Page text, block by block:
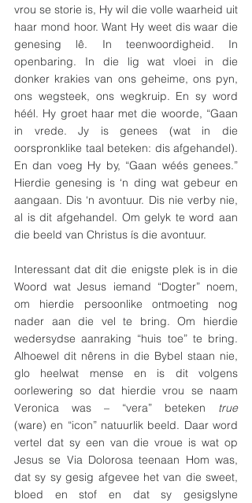
vrou se storie is, Hy wil die volle waarheid uit
haar mond hoor. Want Hy weet dis waar die
genesing lê. In teenwoordigheid. In
openbaring. In die lig wat vloei in die
donker krakies van ons geheime, ons pyn,
ons wegsteek, ons wegkruip. En sy word
héél. Hy groet haar met die woorde, “Gaan
in vrede. Jy is genees (wat in die
oorspronklike taal beteken: dis afgehandel).
En dan voeg Hy by, “Gaan wéés genees.”
Hierdie genesing is ‘n ding wat gebeur en
aangaan. Dis ‘n avontuur. Dis nie verby nie,
al is dit afgehandel. Om gelyk te word aan
die beeld van Christus ís die avontuur.
Interessant dat dit die enigste plek is in die
Woord wat Jesus iemand “Dogter” noem,
om hierdie persoonlike ontmoeting nog
nader aan die vel te bring. Om hierdie
wedersydse aanraking “huis toe” te bring.
Alhoewel dit nêrens in die Bybel staan nie,
glo heelwat mense en is dit volgens
oorlewering so dat hierdie vrou se naam
Veronica was – “vera” beteken
true
(ware) en “icon” natuurlik beeld. Daar word
vertel dat sy een van die vroue is wat op
Jesus se Via Dolorosa teenaan Hom was,
dat sy sy gesig afgevee het van die sweet,
bloed en stof en dat sy gesigslyne